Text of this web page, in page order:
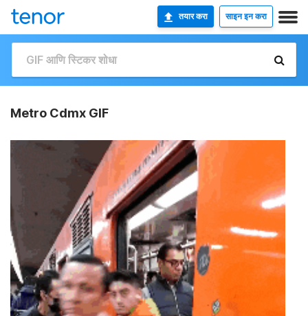
तयार करा साइन इन करा
Metro Cdmx GIF